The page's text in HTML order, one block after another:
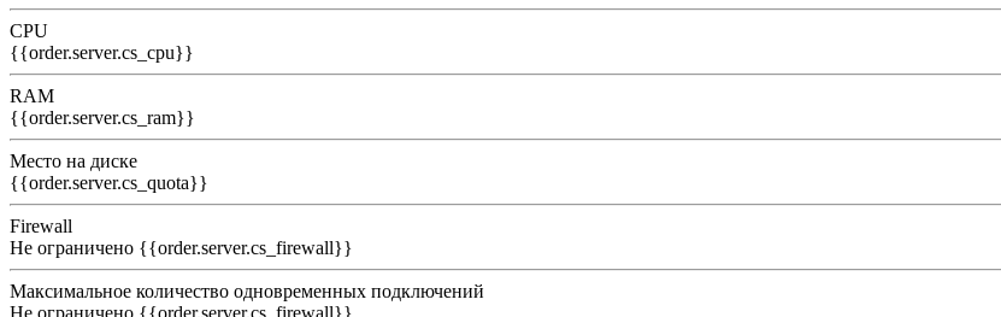
CPU
{{order.server.cs_cpu}}
RAM
{{order.server.cs_ram}}
Место на диске
{{order.server.cs_quota}}
Firewall
Не ограничено {{order.server.cs_firewall}}
Максимальное количество одновременных подключений